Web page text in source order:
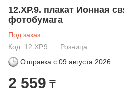
12.ХР.9. плакат Ионная
фотобумага
Под заказ
Код: 12.ХР.9
Розница
Отправка с 09 августа 2026
2 559 ₸